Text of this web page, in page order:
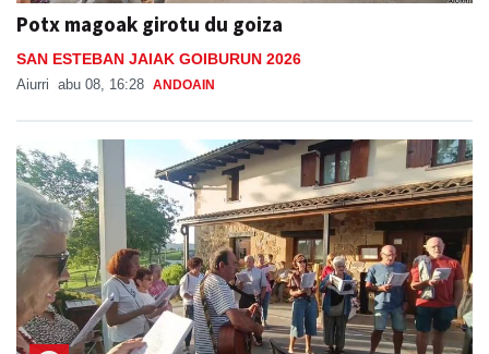
Potx magoak girotu du goiza
SAN ESTEBAN JAIAK GOIBURUN 2026
Aiurri abu 08, 16:28 ANDOAIN